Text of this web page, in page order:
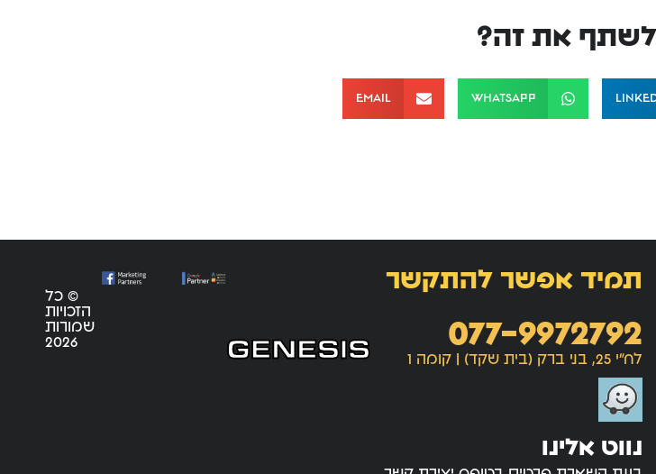
לשתף את זה?
WhatsApp
Email
תמיד אפשר להתקשר
077-9972792
לח"י 25, בני ברק (בית שקד) | קומה 1
נווט אלינו
© כל
הזכויות
שמורות
2026